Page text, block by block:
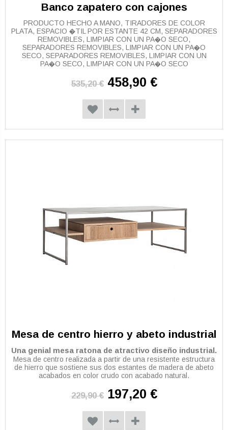
Banco zapatero con cajones
PRODUCTO HECHO A MANO, TIRADORES DE COLOR
PLATA, ESPACIO �TIL POR ESTANTE 42 CM, SEPARADORES
REMOVIBLES, LIMPIAR CON UN PA�O SECO,
SEPARADORES REMOVIBLES, LIMPIAR CON UN PA�O
SECO, SEPARADORES REMOVIBLES, LIMPIAR CON UN
PA�O SECO, LIMPIAR CON UN PA�O SECO
535,20 € 458,90 €
Mesa de centro hierro y abeto industrial
Una genial mesa ratona de atractivo diseño industrial.
Mesa de centro realizada a partir de una resistente estructura
de hierro que sostiene sus dos estantes de madera de abeto
acabados en color crudo con acabado natural.
229,90 € 197,20 €